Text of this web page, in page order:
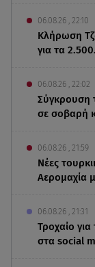
06.08.26 , 22:10
Κλήρωση
για τα
06.08.26 , 22:02
Σύγκρουση
σε σοβαρή
06.08.26 , 21:59
Νέες
Αερομαχία
06.08.26 , 21:31
Τροχαίο
στα social